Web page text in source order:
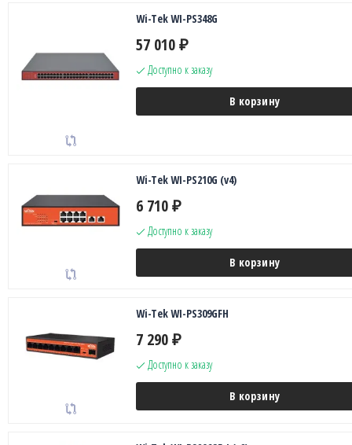
Wi-Tek WI-PS348G
57 010 ₽
Доступно к заказу
В корзину
Wi-Tek WI-PS210G (v4)
6 710 ₽
Доступно к заказу
В корзину
Wi-Tek WI-PS309GFH
7 290 ₽
Доступно к заказу
В корзину